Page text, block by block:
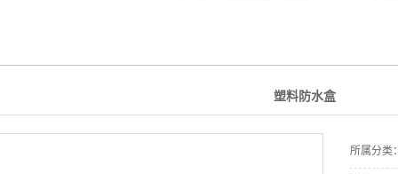
塑料防水盒
所属分类：